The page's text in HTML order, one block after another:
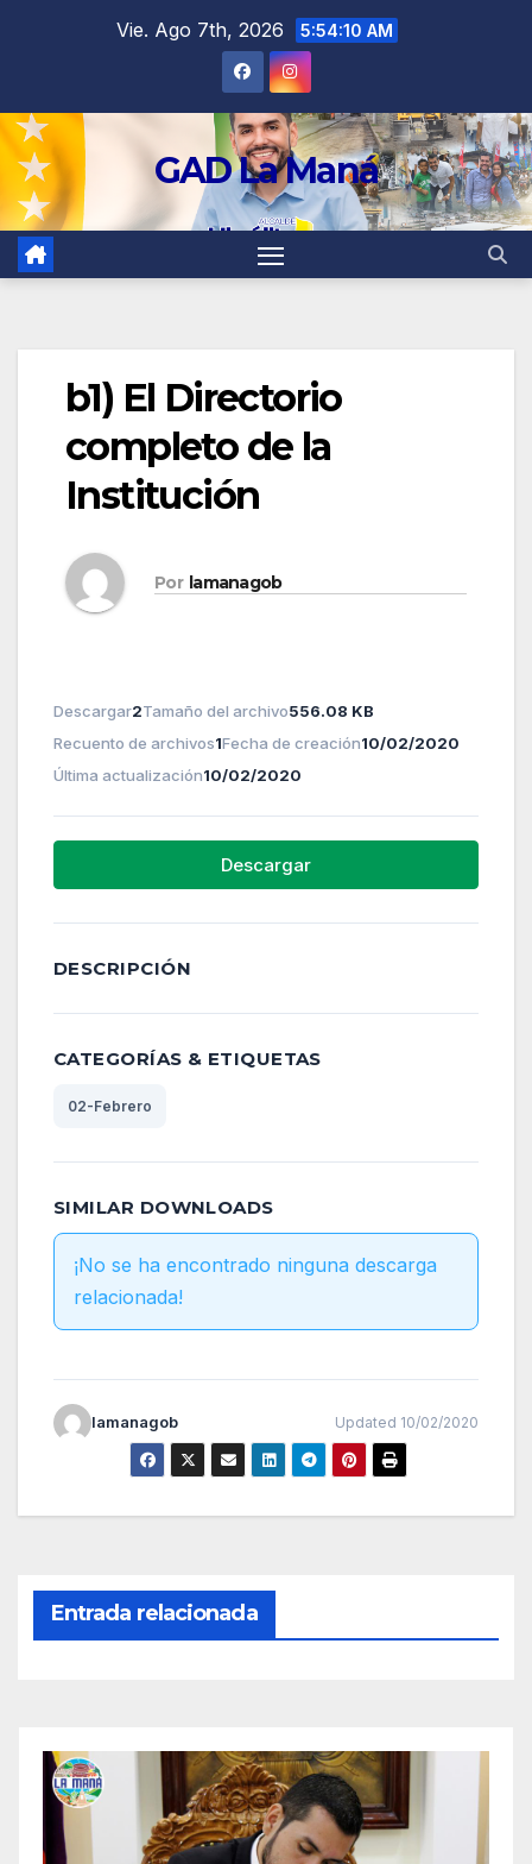
Vie. Ago 7th, 2026 5:54:10 AM
GAD La Maná
b1) El Directorio
completo de la
Institución
Por lamanagob
Descargar2Tamaño del archivo556.08 KB
Recuento de archivos1Fecha de creación10/02/2020
Última actualización10/02/2020
Descargar
DESCRIPCIÓN
CATEGORÍAS & ETIQUETAS
02-Febrero
SIMILAR DOWNLOADS
¡No se ha encontrado ninguna descarga
relacionada!
lamanagob Updated 10/02/2020
Entrada relacionada